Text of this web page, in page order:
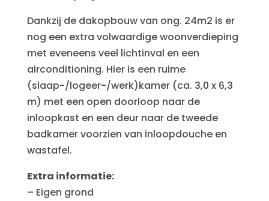
Dankzij de dakopbouw van ong. 24m2 is er
nog een extra volwaardige woonverdieping
met eveneens veel lichtinval en een
airconditioning. Hier is een ruime
(slaap-/logeer-/werk)kamer (ca. 3,0 x 6,3
m) met een open doorloop naar de
inloopkast en een deur naar de tweede
badkamer voorzien van inloopdouche en
wastafel.
Extra informatie:
– Eigen grond